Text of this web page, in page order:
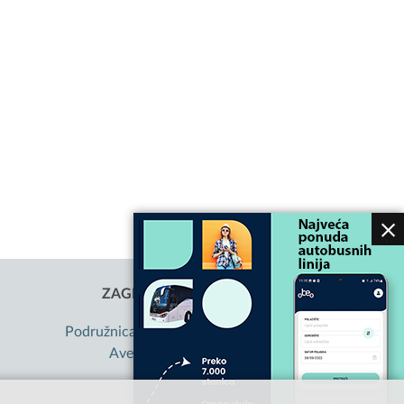
ZAGREBAČKI HOLDING D.O.O.
Podružnica Autobusni kolodvor Zagreb
Avenija Marina Držića 4, Zagreb
OIB: 85584865987